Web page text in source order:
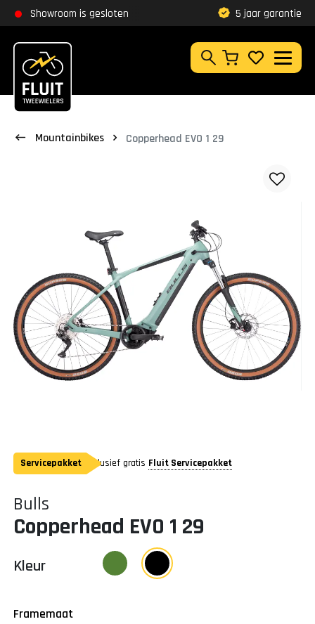
Zoeken
Zoeken
Showroom is gesloten
Klantbeoordeling9,8 5 jaar garantie
Mountainbikes Copperhead EVO 1 29
Servicepakket Inclusief gratis Fluit Servicepakket
Bulls
Copperhead EVO 1 29
Kleur
Framemaat